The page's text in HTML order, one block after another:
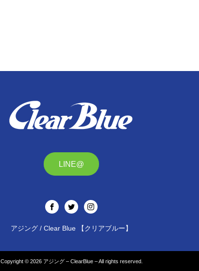
LINE@
アジング / Clear Blue 【クリアブルー】
Copyright © 2026 アジング – ClearBlue –All rights reserved.